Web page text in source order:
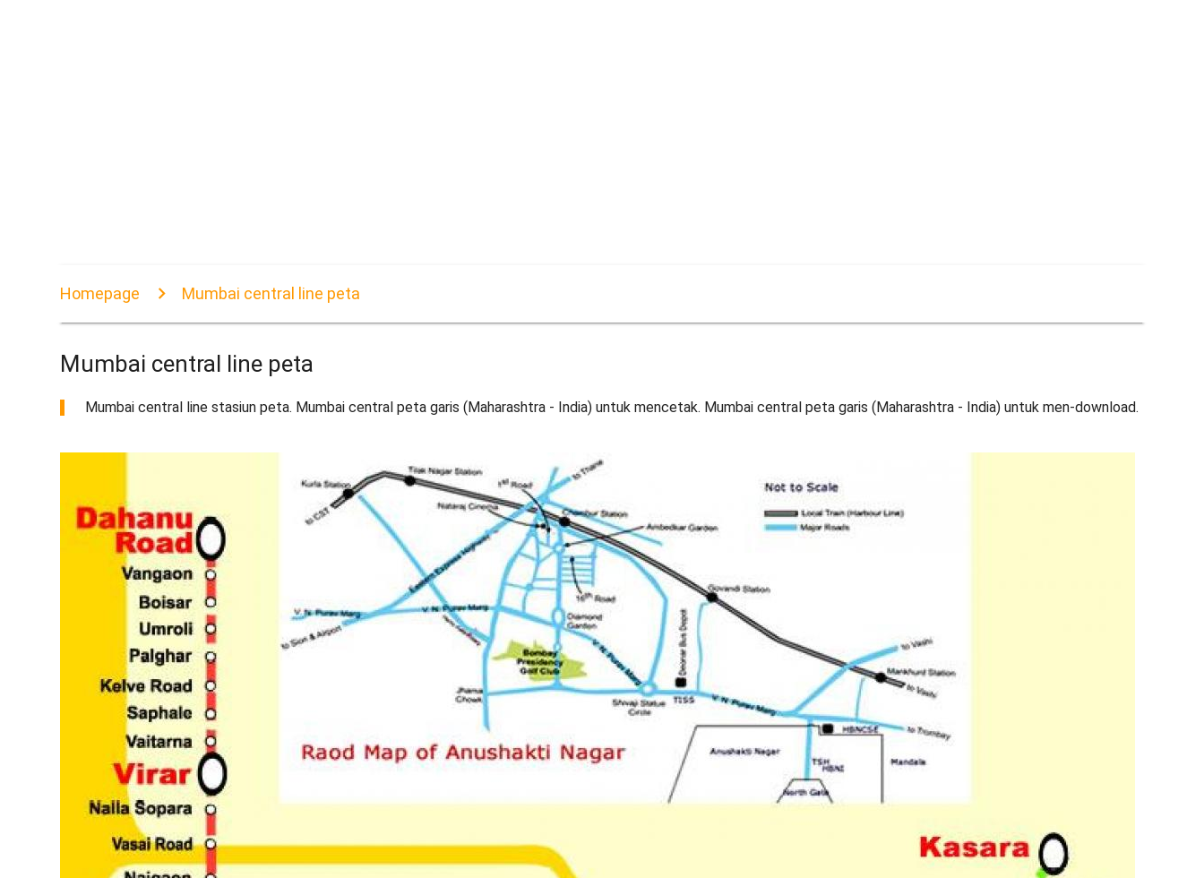
Homepage Mumbai central line peta
Mumbai central line peta
Mumbai central line stasiun peta. Mumbai central peta garis (Maharashtra - India) untuk mencetak. Mumbai central peta garis (Maharashtra - India) untuk men-download.